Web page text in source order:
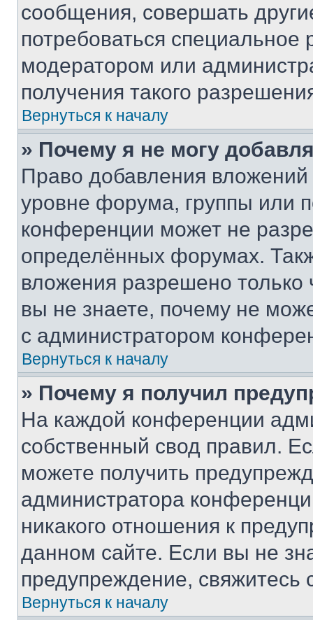
сообщения, совершать
потребоваться
модератором или
получения такого
Вернуться к началу
» Почему я не могу
Право добавления
уровне форума, группы или
конференции может не
определённых форумах.
вложения разрешено
вы не знаете, почему не
с администратором
Вернуться к началу
» Почему я получил
На каждой конференции
собственный свод правил.
можете получить
администратора
никакого отношения к
данном сайте. Если вы не
предупреждение,
Вернуться к началу